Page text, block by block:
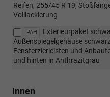
Reifen, 255/45 R 19,
Volllackierung
PAH
Exterieurpaket
Außenspiegelgehäuse
Fensterzierleisten und
und hinten in Anthrazitgrau
Innen